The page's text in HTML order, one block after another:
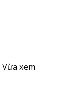
Vừa xem